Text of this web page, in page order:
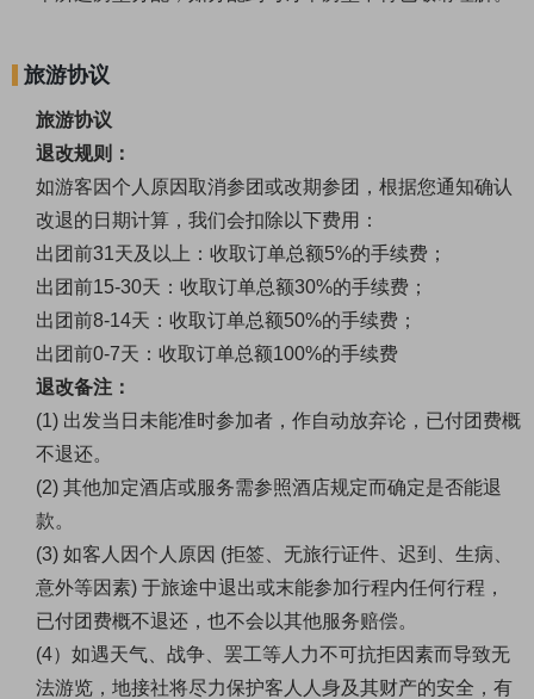
旅游协议
旅游协议
退改规则：
如游客因个人原因取消参团或改期参团，根据您通知确认
改退的日期计算，我们会扣除以下费用：
出团前31天及以上：收取订单总额5%的手续费；
出团前15-30天：收取订单总额30%的手续费；
出团前8-14天：收取订单总额50%的手续费；
出团前0-7天：收取订单总额100%的手续费
退改备注：
(1) 出发当日未能准时参加者，作自动放弃论，已付团费概
不退还。
(2) 其他加定酒店或服务需参照酒店规定而确定是否能退
款。
(3) 如客人因个人原因 (拒签、无旅行证件、迟到、生病、
意外等因素) 于旅途中退出或末能参加行程内任何行程，
已付团费概不退还，也不会以其他服务赔偿。
(4）如遇天气、战争、罢工等人力不可抗拒因素而导致无
法游览，地接社将尽力保护客人人身及其财产的安全，有